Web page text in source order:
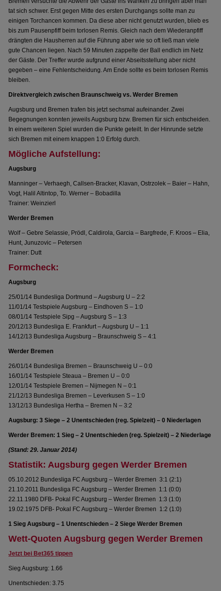
tat sich schwer. Erst gegen Mitte des ersten Durchgangs sollte man zu
einigen Torchancen kommen. Da diese aber nicht genutzt wurden, blieb es
bis zum Pausenpfiff beim torlosen Remis. Gleich nach dem Wiederanpfiff
drängten die Hausherren auf die Führung aber wie so oft ließ man viele
gute Chancen liegen. Nach 59 Minuten zappelte der Ball endlich im Netz
der Gäste. Der Treffer wurde aufgrund einer Abseitsstellung aber nicht
gegeben – eine Fehlentscheidung. Am Ende sollte es beim torlosen Remis
bleiben.
Direktvergleich zwischen Braunschweig vs. Werder Bremen
Augsburg und Bremen trafen bis jetzt sechsmal aufeinander. Zwei
Begegnungen konnten jeweils Augsburg bzw. Bremen für sich entscheiden.
In einem weiteren Spiel wurden die Punkte geteilt. In der Hinrunde setzte
sich Bremen mit einem knappen 1:0 Erfolg durch.
Mögliche Aufstellung:
Augsburg
Manninger – Verhaegh, Callsen-Bracker, Klavan, Ostrzolek – Baier – Hahn,
Vogt, Halil Altintop, To. Werner – Bobadilla
Trainer: Weinzierl
Werder Bremen
Wolf – Gebre Selassie, Prödl, Caldirola, Garcia – Bargfrede, F. Kroos – Elia,
Hunt, Junuzovic – Petersen
Trainer: Dutt
Formcheck:
Augsburg
25/01/14 Bundesliga Dortmund – Augsburg U – 2:2
11/01/14 Testspiele Augsburg – Eindhoven S – 1:0
08/01/14 Testspiele Sipg – Augsburg S – 1:3
20/12/13 Bundesliga E. Frankfurt – Augsburg U – 1:1
14/12/13 Bundesliga Augsburg – Braunschweig S – 4:1
Werder Bremen
26/01/14 Bundesliga Bremen – Braunschweig U – 0:0
16/01/14 Testspiele Steaua – Bremen U – 0:0
12/01/14 Testspiele Bremen – Nijmegen N – 0:1
21/12/13 Bundesliga Bremen – Leverkusen S – 1:0
13/12/13 Bundesliga Hertha – Bremen N – 3:2
Augsburg: 3 Siege – 2 Unentschieden (reg. Spielzeit) – 0 Niederlagen
Werder Bremen: 1 Sieg – 2 Unentschieden (reg. Spielzeit) – 2 Niederlage
(Stand: 29. Januar 2014)
Statistik: Augsburg gegen Werder Bremen
05.10.2012 Bundesliga FC Augsburg – Werder Bremen 3:1 (2:1)
21.10.2011 Bundesliga FC Augsburg – Werder Bremen 1:1 (0:0)
22.11.1980 DFB- Pokal FC Augsburg – Werder Bremen 1:3 (1:0)
19.02.1975 DFB- Pokal FC Augsburg – Werder Bremen 1:2 (1:0)
1 Sieg Augsburg – 1 Unentschieden – 2 Siege Werder Bremen
Wett-Quoten Augsburg gegen Werder Bremen
Jetzt bei Bet365 tippen
Sieg Augsburg: 1.66
Unentschieden: 3.75